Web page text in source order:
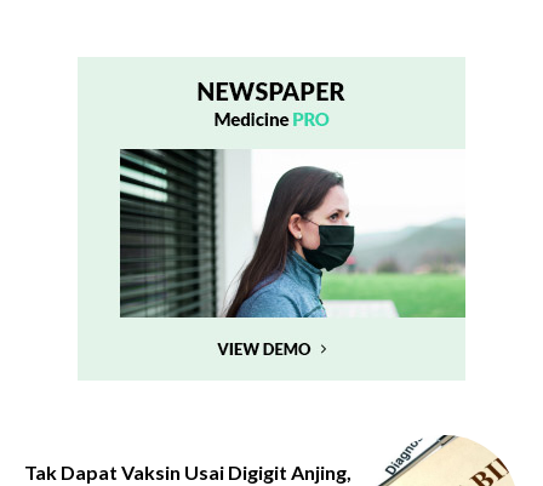
Tak Dapat Vaksin Usai Digigit Anjing,